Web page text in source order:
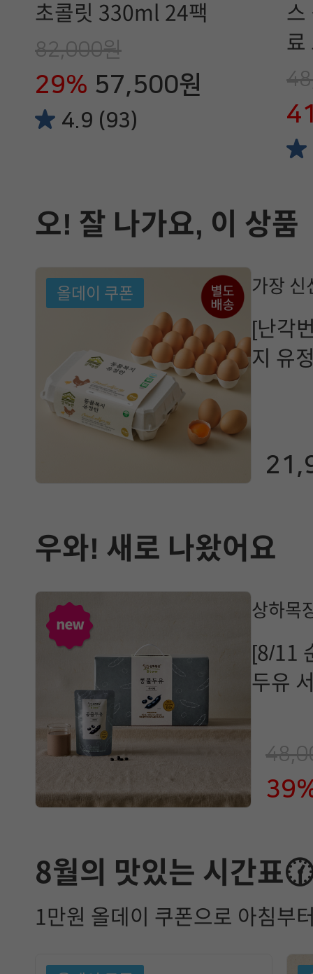
초콜릿 330ml 24팩
82,000원
29% 57,500원
4.9 (93)
스
료
오! 잘 나가요, 이 상품
올데이 쿠폰 가장 신
[난각
지 유
우와! 새로 나왔어요
상하목
[8/11
두유
8월의 맛있는 시간표
1만원 올데이 쿠폰으로 아침부